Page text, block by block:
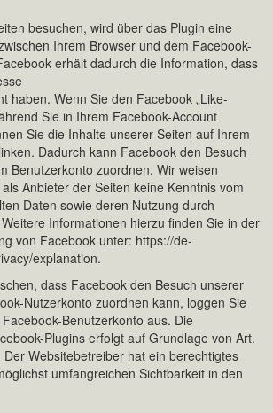
besuchen, wird über das Plugin eine
Ihrem Browser und dem Facebook-
erhält dadurch die Information, dass
haben. Wenn Sie den Facebook „Like-
Sie in Ihrem Facebook-Account
Sie die Inhalte unserer Seiten auf Ihrem
Dadurch kann Facebook den Besuch
Benutzerkonto zuordnen. Wir weisen
Anbieter der Seiten keine Kenntnis vom
Daten sowie deren Nutzung durch
Informationen hierzu finden Sie in der
von Facebook unter: https://de-
explanation.
dass Facebook den Besuch unserer
Nutzerkonto zuordnen kann, loggen Sie
Benutzerkonto aus. Die
Plugins erfolgt auf Grundlage von Art.
Der Websitebetreiber hat ein berechtigtes
umfangreichen Sichtbarkeit in den